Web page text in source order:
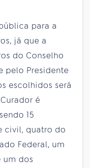
para a
já que a
do Conselho
pelo Presidente
escolhidos será
é
15
civil, quatro do
Federal, um
um dos